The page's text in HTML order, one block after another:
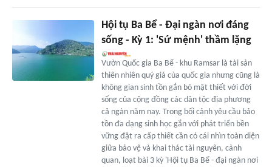
Hội tụ Ba Bể - Đại ngàn nơi đáng
sống - Kỳ 1: 'Sứ mệnh' thầm lặng
Vườn Quốc gia Ba Bể - khu Ramsar là tài sản
thiên nhiên quý giá của quốc gia nhưng cũng là
không gian sinh tồn gắn bó mật thiết với đời
sống của cộng đồng các dân tộc địa phương
cả ngàn năm nay. Trong bối cảnh yêu cầu bảo
tồn đa dạng sinh học gắn với phát triển bền
vững đặt ra cấp thiết cần có cái nhìn toàn diện
giữa bảo vệ và khai thác tài nguyên, cảnh
quan, loạt bài 3 kỳ 'Hội tụ Ba Bể - đại ngàn nơi